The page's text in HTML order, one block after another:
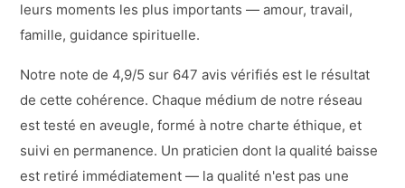
leurs moments les plus importants — amour, travail,
famille, guidance spirituelle.
Notre note de 4,9/5 sur 647 avis vérifiés est le résultat
de cette cohérence. Chaque médium de notre réseau
est testé en aveugle, formé à notre charte éthique, et
suivi en permanence. Un praticien dont la qualité baisse
est retiré immédiatement — la qualité n'est pas une